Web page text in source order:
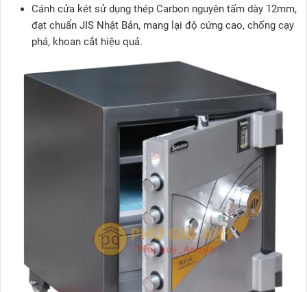
Cánh cửa két sử dụng thép Carbon nguyên tấm dày 12mm,
đạt chuẩn JIS Nhật Bản, mang lại độ cứng cao, chống cạy
phá, khoan cắt hiệu quả.